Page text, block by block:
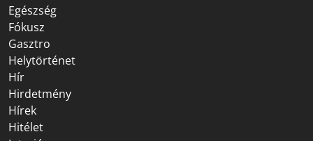
Egészség
Fókusz
Gasztro
Helytörténet
Hír
Hirdetmény
Hírek
Hitélet